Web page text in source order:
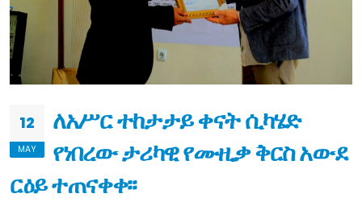
12
MAY
ለአሥር ተከታታይ ቀናት ሲካሄድ
የነበረው ታሪካዊ የሙዚቃ ቅርስ አውደ
ርዕይ ተጠናቀቀ፡፡